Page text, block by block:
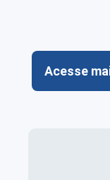
Acesse